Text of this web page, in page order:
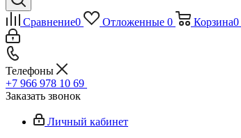
Сравнение0 Отложенные 0 Корзина0
Телефоны
+7 966 978 10 69
Заказать звонок
Личный кабинет